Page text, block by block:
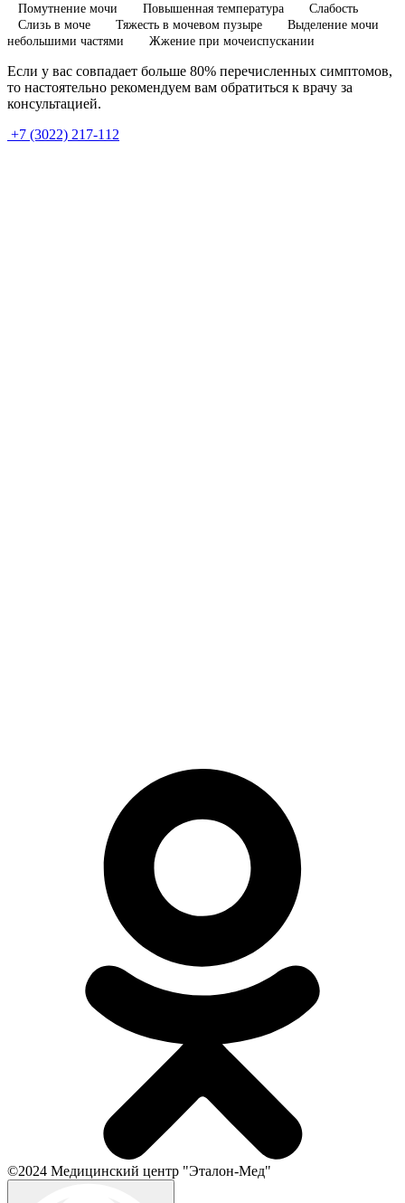
Помутнение мочи
Повышенная температура
Слабость
Слизь в моче
Тяжесть в мочевом пузыре
Выделение мочи
небольшими частями
Жжение при мочеиспускании
Если у вас совпадает больше 80% перечисленных симптомов,
то настоятельно рекомендуем вам обратиться к врачу за
консультацией.
+7 (3022) 217-112
©2024 Медицинский центр "Эталон-Мед"